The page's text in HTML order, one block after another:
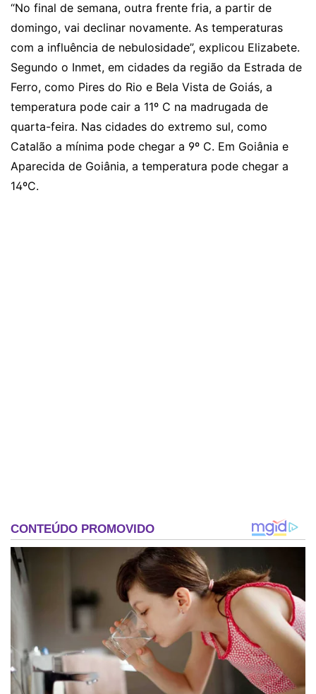
“No final de semana, outra frente fria, a partir de
domingo, vai declinar novamente. As temperaturas
com a influência de nebulosidade”, explicou Elizabete.
Segundo o Inmet, em cidades da região da Estrada de
Ferro, como Pires do Rio e Bela Vista de Goiás, a
temperatura pode cair a 11º C na madrugada de
quarta-feira. Nas cidades do extremo sul, como
Catalão a mínima pode chegar a 9º C. Em Goiânia e
Aparecida de Goiânia, a temperatura pode chegar a
14ºC.